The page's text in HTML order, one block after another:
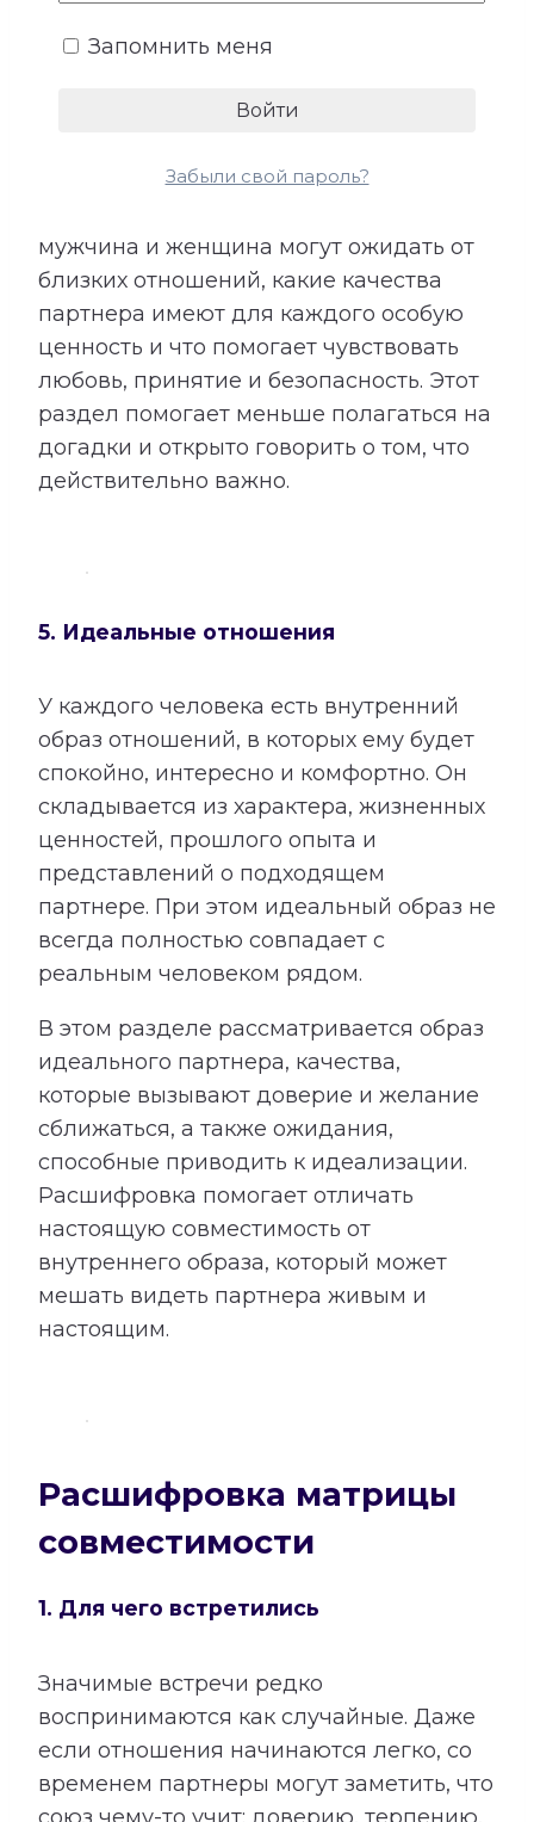
потребности произносятся вслух,
становится причиной обид и
мужчина и женщина могут ожидать от
близких отношений, какие качества
партнера имеют для каждого особую
ценность и что помогает чувствовать
любовь, принятие и безопасность. Этот
раздел помогает меньше полагаться на
догадки и открыто говорить о том, что
действительно важно.
5. Идеальные отношения
У каждого человека есть внутренний
образ отношений, в которых ему будет
спокойно, интересно и комфортно. Он
складывается из характера, жизненных
ценностей, прошлого опыта и
представлений о подходящем
партнере. При этом идеальный образ не
всегда полностью совпадает с
реальным человеком рядом.
В этом разделе рассматривается образ
идеального партнера, качества,
которые вызывают доверие и желание
сближаться, а также ожидания,
способные приводить к идеализации.
Расшифровка помогает отличать
настоящую совместимость от
внутреннего образа, который может
мешать видеть партнера живым и
настоящим.
Расшифровка матрицы
совместимости
1. Для чего встретились
Значимые встречи редко
воспринимаются как случайные. Даже
если отношения начинаются легко, со
временем партнеры могут заметить, что
Запомнить меня
Забыли свой пароль?